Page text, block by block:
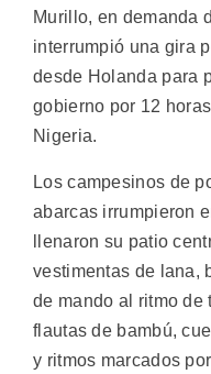
Murillo, en demanda
interrumpió una gira
desde Holanda para
gobierno por 12
Nigeria.
Los campesinos de
abarcas irrumpieron
llenaron su patio
vestimentas de lana,
de mando al ritmo
flautas de bambú,
y ritmos marcados